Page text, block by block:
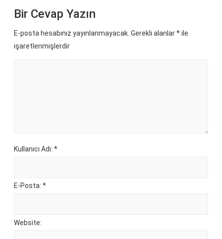
Bir Cevap Yazın
E-posta hesabınız yayınlanmayacak. Gerekli alanlar*ile
işaretlenmişlerdir
Kullanıcı Adı: *
E-Posta: *
Website: